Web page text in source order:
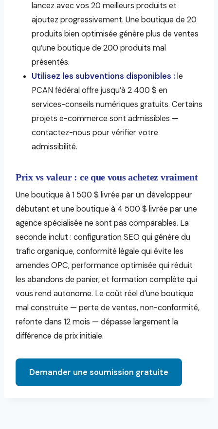
lancez avec vos 20 meilleurs produits et
ajoutez progressivement. Une boutique de 20
produits bien optimisée génère plus de ventes
qu’une boutique de 200 produits mal
présentés.
Utilisez les subventions disponibles : le
PCAN fédéral offre jusqu’à 2 400 $ en
services-conseils numériques gratuits. Certains
projets e-commerce sont admissibles —
contactez-nous pour vérifier votre
admissibilité.
Prix vs valeur : ce que vous achetez vraiment
Une boutique à 1 500 $ livrée par un développeur
débutant et une boutique à 4 500 $ livrée par une
agence spécialisée ne sont pas comparables. La
seconde inclut : configuration SEO qui génère du
trafic organique, conformité légale qui évite les
amendes OPC, performance optimisée qui réduit
les abandons de panier, et formation complète qui
vous rend autonome. Le coût réel d’une boutique
mal construite — perte de ventes, non-conformité,
refonte dans 12 mois — dépasse largement la
différence de prix initiale.
Demander une soumission gratuite